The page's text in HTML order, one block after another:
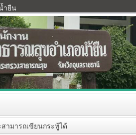
ำยืน
ามารถเขียนกระทู้ได้